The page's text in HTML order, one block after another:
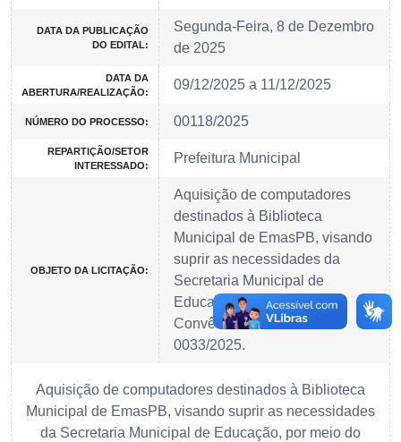
DATA DA PUBLICAÇÃO
DO EDITAL:
Segunda-Feira, 8 de Dezembro
de 2025
DATA DA
ABERTURA/REALIZAÇÃO:
09/12/2025 a 11/12/2025
NÚMERO DO PROCESSO: 00118/2025
REPARTIÇÃO/SETOR
INTERESSADO:
Prefeitura Municipal
OBJETO DA LICITAÇÃO:
Aquisição de computadores
destinados à Biblioteca
Municipal de EmasPB, visando
suprir as necessidades da
Secretaria Municipal de
Educação, por meio do
Convênio Estadual nº
0033/2025.
Aquisição de computadores destinados à Biblioteca
Municipal de EmasPB, visando suprir as necessidades
da Secretaria Municipal de Educação, por meio do